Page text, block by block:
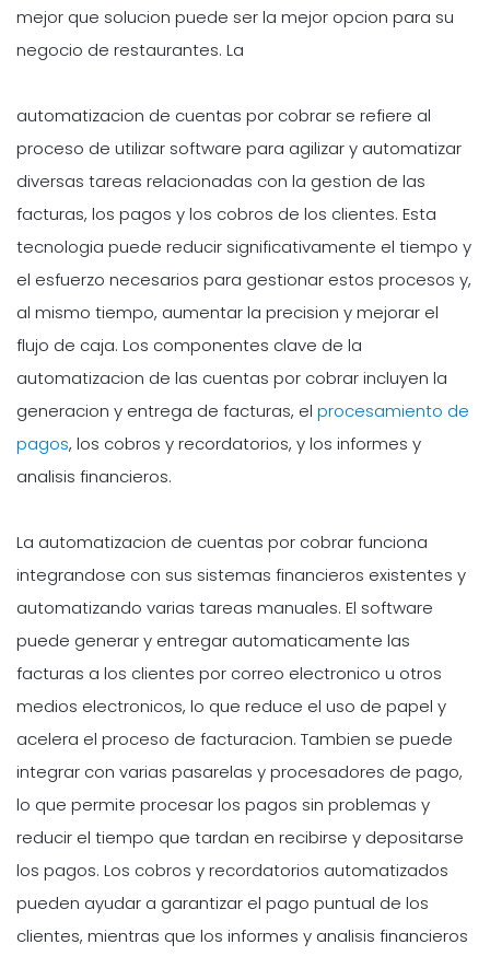
mejor que solucion puede ser la mejor opcion para su
negocio de restaurantes. La
automatizacion de cuentas por cobrar se refiere al
proceso de utilizar software para agilizar y automatizar
diversas tareas relacionadas con la gestion de las
facturas, los pagos y los cobros de los clientes. Esta
tecnologia puede reducir significativamente el tiempo y
el esfuerzo necesarios para gestionar estos procesos y,
al mismo tiempo, aumentar la precision y mejorar el
flujo de caja. Los componentes clave de la
automatizacion de las cuentas por cobrar incluyen la
generacion y entrega de facturas, el procesamiento de
pagos, los cobros y recordatorios, y los informes y
analisis financieros.
La automatizacion de cuentas por cobrar funciona
integrandose con sus sistemas financieros existentes y
automatizando varias tareas manuales. El software
puede generar y entregar automaticamente las
facturas a los clientes por correo electronico u otros
medios electronicos, lo que reduce el uso de papel y
acelera el proceso de facturacion. Tambien se puede
integrar con varias pasarelas y procesadores de pago,
lo que permite procesar los pagos sin problemas y
reducir el tiempo que tardan en recibirse y depositarse
los pagos. Los cobros y recordatorios automatizados
pueden ayudar a garantizar el pago puntual de los
clientes, mientras que los informes y analisis financieros